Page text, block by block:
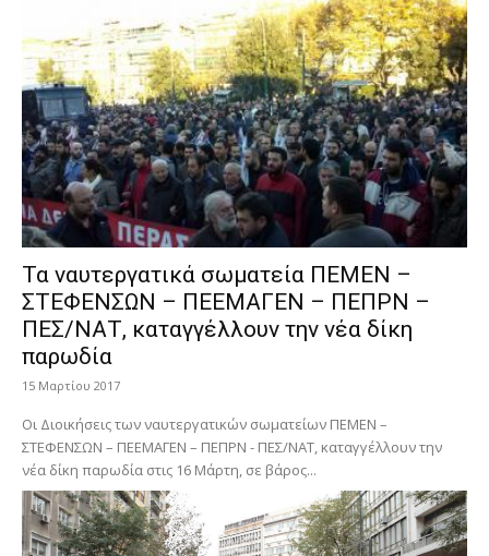
Τα ναυτεργατικά σωματεία ΠΕΜΕΝ –
ΣΤΕΦΕΝΣΩΝ – ΠΕΕΜΑΓΕΝ – ΠΕΠΡΝ –
ΠΕΣ/ΝΑΤ, καταγγέλλουν την νέα δίκη
παρωδία
15 Μαρτίου 2017
Οι Διοικήσεις των ναυτεργατικών σωματείων ΠΕΜΕΝ –
ΣΤΕΦΕΝΣΩΝ – ΠΕΕΜΑΓΕΝ – ΠΕΠΡΝ - ΠΕΣ/ΝΑΤ, καταγγέλλουν την
νέα δίκη παρωδία στις 16 Μάρτη, σε βάρος...